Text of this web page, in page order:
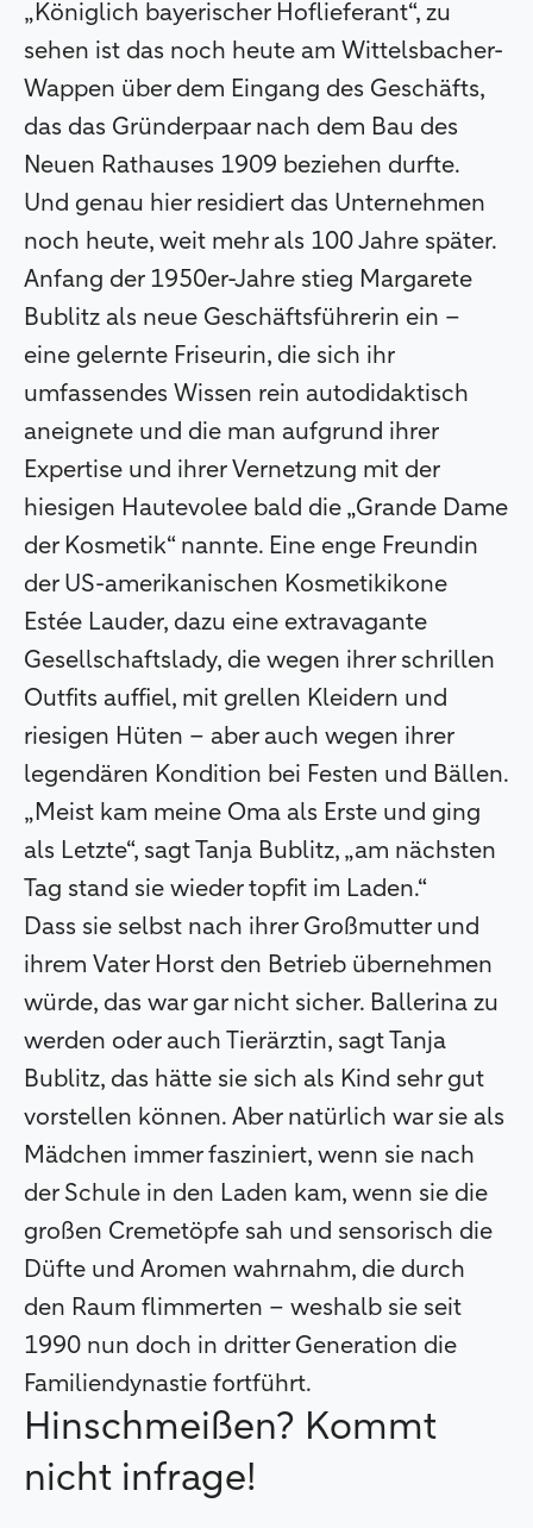
„Königlich bayerischer Hoflieferant“, zu
sehen ist das noch heute am Wittelsbacher-
Wappen über dem Eingang des Geschäfts,
das das Gründerpaar nach dem Bau des
Neuen Rathauses 1909 beziehen durfte.
Und genau hier residiert das Unternehmen
noch heute, weit mehr als 100 Jahre später.
Anfang der 1950er-Jahre stieg Margarete
Bublitz als neue Geschäftsführerin ein –
eine gelernte Friseurin, die sich ihr
umfassendes Wissen rein autodidaktisch
aneignete und die man aufgrund ihrer
Expertise und ihrer Vernetzung mit der
hiesigen Hautevolee bald die „Grande Dame
der Kosmetik“ nannte. Eine enge Freundin
der US-amerikanischen Kosmetikikone
Estée Lauder, dazu eine extravagante
Gesellschaftslady, die wegen ihrer schrillen
Outfits auffiel, mit grellen Kleidern und
riesigen Hüten – aber auch wegen ihrer
legendären Kondition bei Festen und Bällen.
„Meist kam meine Oma als Erste und ging
als Letzte“, sagt Tanja Bublitz, „am nächsten
Tag stand sie wieder topfit im Laden.“
Dass sie selbst nach ihrer Großmutter und
ihrem Vater Horst den Betrieb übernehmen
würde, das war gar nicht sicher. Ballerina zu
werden oder auch Tierärztin, sagt Tanja
Bublitz, das hätte sie sich als Kind sehr gut
vorstellen können. Aber natürlich war sie als
Mädchen immer fasziniert, wenn sie nach
der Schule in den Laden kam, wenn sie die
großen Cremetöpfe sah und sensorisch die
Düfte und Aromen wahrnahm, die durch
den Raum flimmerten – weshalb sie seit
1990 nun doch in dritter Generation die
Familiendynastie fortführt.
Hinschmeißen? Kommt
nicht infrage!